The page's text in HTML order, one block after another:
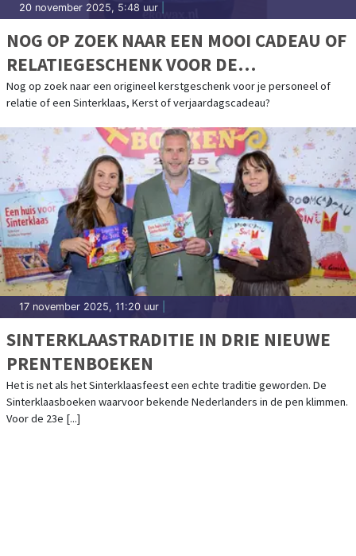
20 november 2025, 5:48 uur
NOG OP ZOEK NAAR EEN MOOI CADEAU OF
RELATIEGESCHENK VOOR DE
FEESTDAGEN?
Nog op zoek naar een origineel kerstgeschenk voor je personeel of
relatie of een Sinterklaas, Kerst of verjaardagscadeau?
17 november 2025, 11:20 uur
SINTERKLAASTRADITIE IN DRIE NIEUWE
PRENTENBOEKEN
Het is net als het Sinterklaasfeest een echte traditie geworden. De
Sinterklaasboeken waarvoor bekende Nederlanders in de pen klimmen.
Voor de 23e [...]